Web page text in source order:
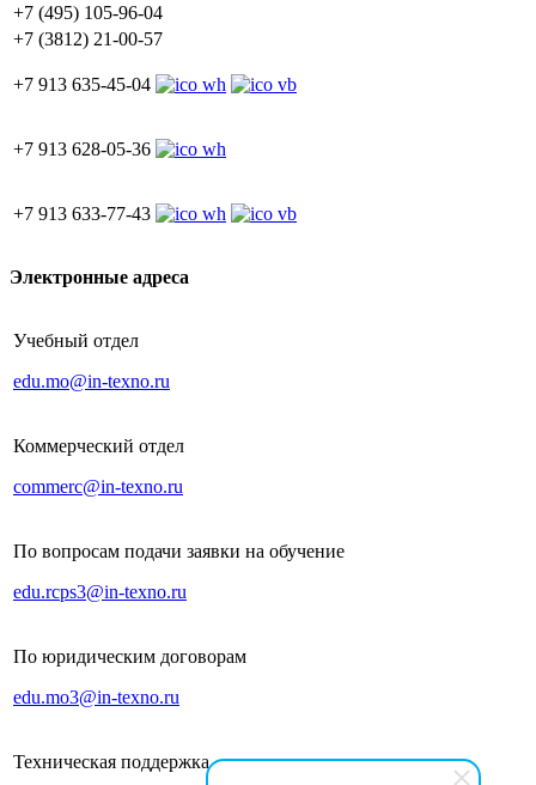
+7 (495) 105-96-04
+7 (3812) 21-00-57
+7 913 635-45-04
+7 913 628-05-36
+7 913 633-77-43
Электронные адреса
Учебный отдел
edu.mo@in-texno.ru
Коммерческий отдел
commerc@in-texno.ru
По вопросам подачи заявки на обучение
edu.rcps3@in-texno.ru
По юридическим договорам
edu.mo3@in-texno.ru
Техническая поддержка